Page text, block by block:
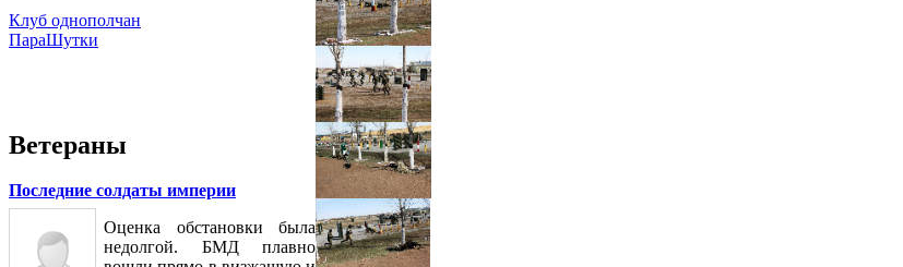
Клуб однополчан
ПараШутки
Ветераны
Последние солдаты империи
Оценка обстановки была
недолгой. БМД плавно